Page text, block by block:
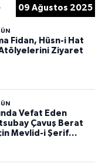
09 Ağustos 2025
Fidan, Hüsn-i Hat
Ziyaret
Vefat Eden
Çavuş Berat
Mevlid-i Şerif